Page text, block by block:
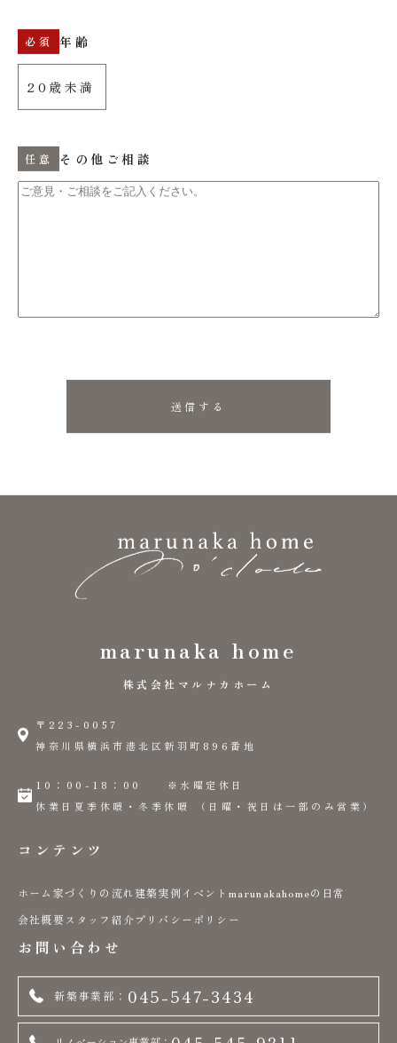
年齢
その他ご相談
marunaka home
株式会社マルナカホーム
〒223-0057
神奈川県横浜市港北区新羽町896番地
10：00-18：00 ※水曜定休日
休業日夏季休暇・冬季休暇 （日曜・祝日は一部のみ営業）
コンテンツ
ホーム 家づくりの流れ建築実例 イベント marunakahomeの日常
会社概要 スタッフ紹介プリバシーポリシー
お問い合わせ
新築事業部： 045-547-3434